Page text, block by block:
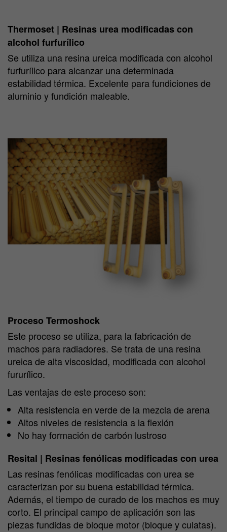
Thermoset | Resinas urea modificadas con
alcohol furfurílico
Se utiliza una resina ureica modificada con alcohol
furfurílico para alcanzar una determinada
estabilidad térmica. Excelente para fundiciones de
aluminio y fundición maleable.
Proceso Termoshock
Este proceso se utiliza, para la fabricación de
machos para radiadores. Se trata de una resina
ureica de alta viscosidad, modificada con alcohol
fururílico.
Las ventajas de este proceso son:
Alta resistencia en verde de la mezcla de arena
Altos niveles de resistencia a la flexión
No hay formación de carbón lustroso
Resital | Resinas fenólicas modificadas con urea
Las resinas fenólicas modificadas con urea se
caracterizan por su buena estabilidad térmica.
Además, el tiempo de curado de los machos es muy
corto. El principal campo de aplicación son las
piezas fundidas de bloque motor (bloque y culatas).